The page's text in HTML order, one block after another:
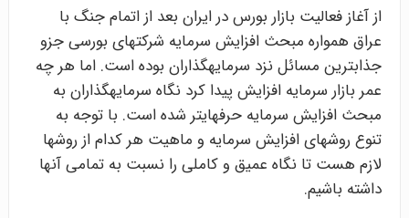
از آغاز فعالیت بازار بورس در ایران بعد از اتمام جنگ با
عراق همواره مبحث افزایش سرمایه شرکت­های بورسی جزو
جذاب­ترین مسائل نزد سرمایه­گذاران بوده است. اما هر چه
عمر بازار سرمایه افزایش پیدا کرد نگاه سرمایه­گذاران به
مبحث افزایش سرمایه حرفه­ای­تر شده است. با توجه به
تنوع روش­های افزایش سرمایه و ماهیت هر کدام از روش­ها
لازم هست تا نگاه عمیق و کاملی را نسبت به تمامی آنها
داشته باشیم.